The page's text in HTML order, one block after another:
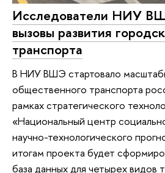
Исследователи НИУ
вызовы развития
транспорта
В НИУ ВШЭ стартовало
общественного транспорта
рамках стратегического
«Национальный центр
научно-технологического
итогам проекта будет
база данных для четырех видов